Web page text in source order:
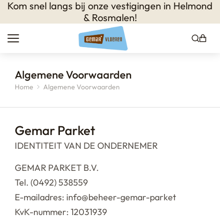
Kom snel langs bij onze vestigingen in Helmond
& Rosmalen!
Algemene Voorwaarden
Je bent hier:
Home Algemene Voorwaarden
Gemar Parket
IDENTITEIT VAN DE ONDERNEMER
GEMAR PARKET B.V.
Tel. (0492) 538559
E-mailadres: info@beheer-gemar-parket
KvK-nummer: 12031939